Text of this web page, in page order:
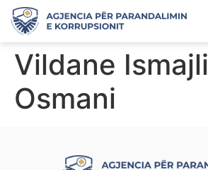
Vildane Ismajli
Osmani